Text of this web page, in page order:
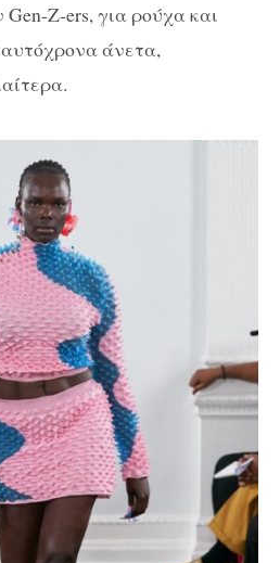
Z-ers, για ρούχα και
άνετα,